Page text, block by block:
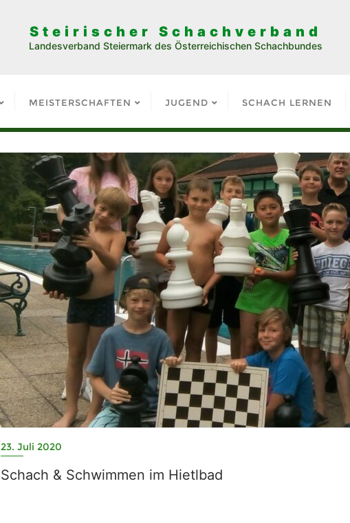
Steirischer Schachverband
Landesverband Steiermark des Österreichischen Schachbundes
MEISTERSCHAFTEN JUGEND SCHACH LERNEN
23. Juli 2020
Schach & Schwimmen im Hietlbad